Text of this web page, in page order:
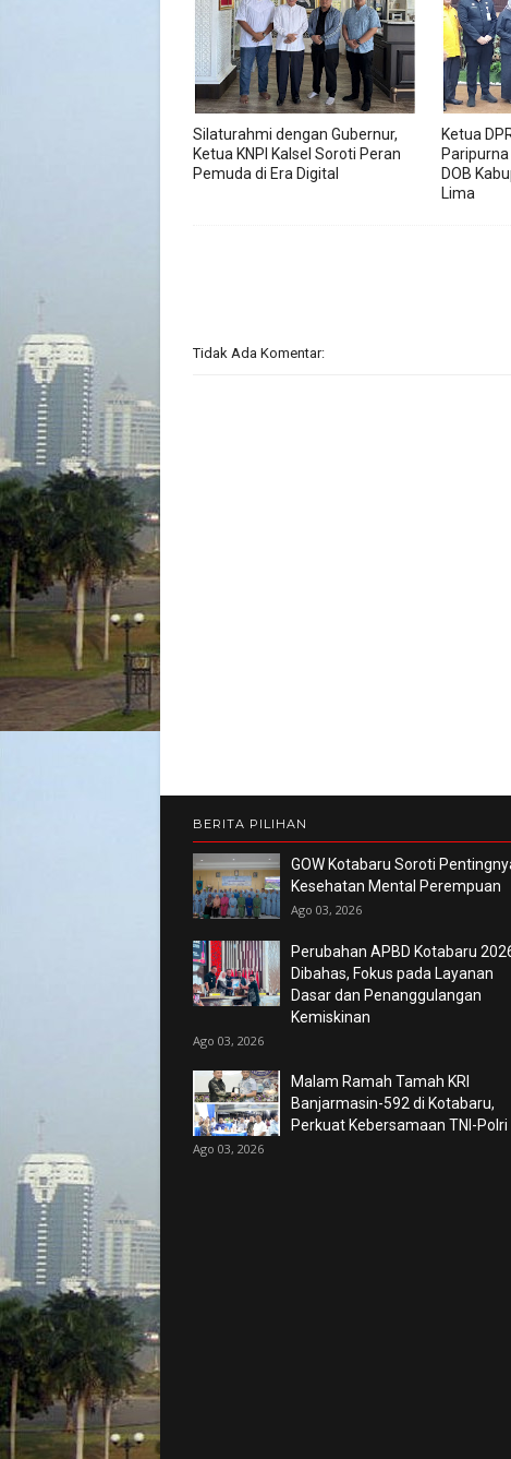
Silaturahmi dengan Gubernur,
Ketua KNPI Kalsel Soroti Peran
Pemuda di Era Digital
Ketua
Paripurna
DOB
Lima
Tidak Ada Komentar:
BERITA PILIHAN
GOW Kotabaru Soroti
Kesehatan Mental Perempuan
Ago 03, 2026
Perubahan APBD Kotabaru
Dibahas, Fokus pada Layanan
Dasar dan Penanggulangan
Kemiskinan
Ago 03, 2026
Malam Ramah Tamah KRI
Banjarmasin-592 di Kotabaru,
Perkuat Kebersamaan TNI-Polri
Ago 03, 2026